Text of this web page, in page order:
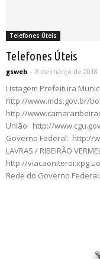
Telefones Úteis
Telefones Úteis
gsweb - 8 de março de 2018
Listagem Prefeitura
http://www.mds.gov.br/
http://
União: http://
Governo Federal: http://
LAVRAS / RIBEIRÃO
http://
Rede do Governo